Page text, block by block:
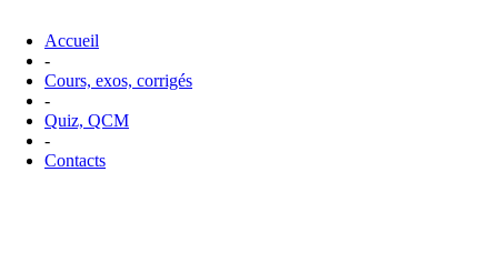
Accueil
-
Cours, exos, corrigés
-
Quiz, QCM
-
Contacts